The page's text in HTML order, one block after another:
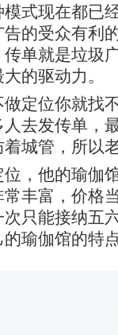
式现在都已
的受众有利
单就是垃圾
的驱动力。
定位你就找
去发传单，
城管，所以
，他的瑜伽
丰富，价格
只能接纳五
瑜伽馆的特